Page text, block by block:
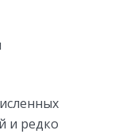
и редко